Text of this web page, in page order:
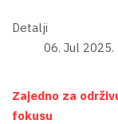
Detalji
06. Jul 2025.
Zajedno za
fokusu